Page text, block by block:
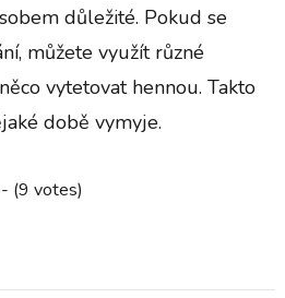
důležité. Pokud se
můžete využít různé
vytetovat hennou. Takto
době vymyje.
(9 votes)